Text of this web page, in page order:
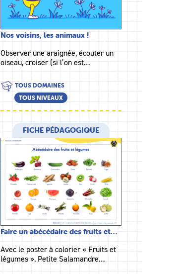
Nos voisins, les animaux !
Observer une araignée, écouter un
oiseau, croiser (si l’on est…
TOUS DOMAINES
TOUS NIVEAUX
FICHE PÉDAGOGIQUE
Faire un abécédaire des fruits et…
Avec le poster à colorier « Fruits et
légumes », Petite Salamandre…